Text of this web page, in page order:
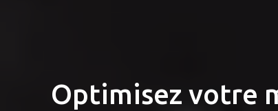
Optimisez votre